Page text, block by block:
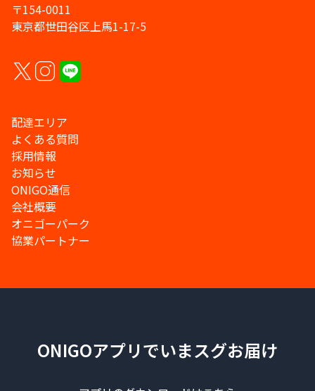
〒154-0011
東京都世田谷区上馬1-17-5
配達エリア
よくある質問
採用情報
お知らせ
ONIGO通信
会社概要
オニゴーパーク
協業パートナー
ONIGOアプリでいまスグお届け